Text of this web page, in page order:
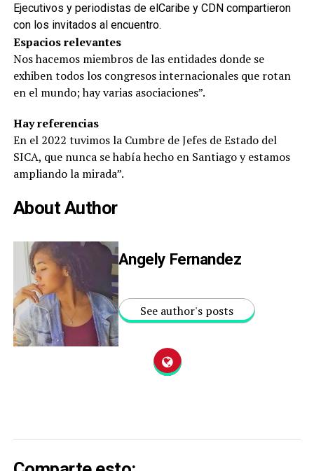
Ejecutivos y periodistas de elCaribe y CDN compartieron
con los invitados al encuentro.
Espacios relevantes
Nos hacemos miembros de las entidades donde se
exhiben todos los congresos internacionales que rotan
en el mundo; hay varias asociaciones”.
Hay referencias
En el 2022 tuvimos la Cumbre de Jefes de Estado del
SICA, que nunca se había hecho en Santiago y estamos
ampliando la mirada”.
About Author
Angely Fernandez
See author's posts